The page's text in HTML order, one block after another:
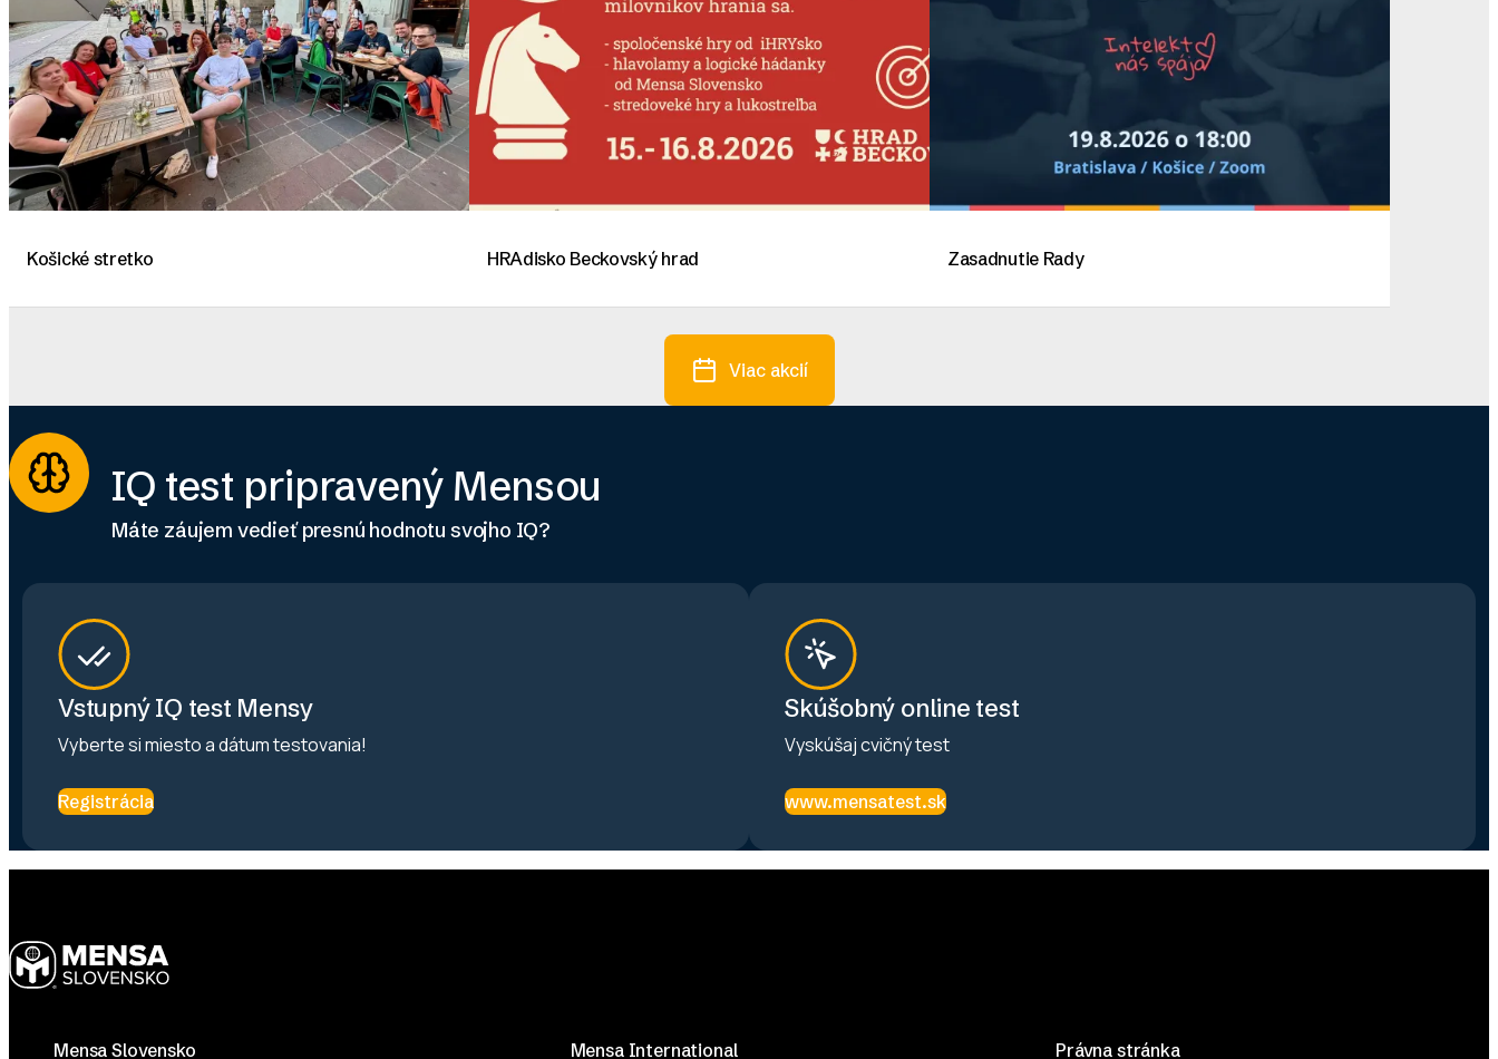
Košické stretko HRAdisko Beckovský hrad Zasadnutie Rady
Viac akcií
IQ test pripravený Mensou
Máte záujem vedieť presnú hodnotu svojho IQ?
Vstupný IQ test Mensy
Vyberte si miesto a dátum testovania!
Registrácia
Skúšobný online test
Vyskúšaj cvičný test
www.mensatest.sk
FooterMensa Slovensko Mensa International Právna stránka